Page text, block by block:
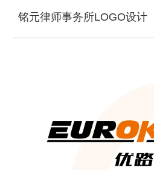
铭元律师事务所LOGO设计